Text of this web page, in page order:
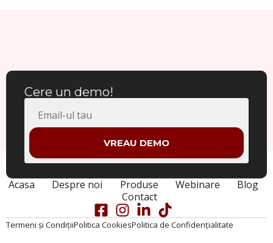
Cere un demo!
VREAU DEMO
Acasa Despre noi Produse Webinare
Blog
Contact
Termeni și CondițiiPolitica CookiesPolitica de Confidențialitate